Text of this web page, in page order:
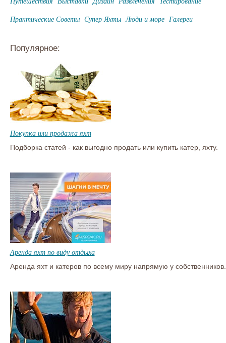
Практические Советы Супер Яхты Люди и море Галереи
Популярное:
Покупка или продажа яхт
Подборка статей - как выгодно продать или купить катер, яхту.
Аренда яхт по виду отдыха
Аренда яхт и катеров по всему миру напрямую у собственников.